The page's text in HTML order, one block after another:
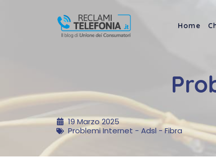
Home
19 Marzo 2025
Problemi Internet - Adsl - Fibra